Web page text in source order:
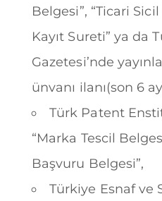
Belgesi”, “Ticari
Kayıt Sureti” ya da
Gazetesi’nde
ünvanı ilanı(son 6
Türk Patent
“Marka Tescil
Başvuru Belgesi”,
Türkiye Esnaf ve